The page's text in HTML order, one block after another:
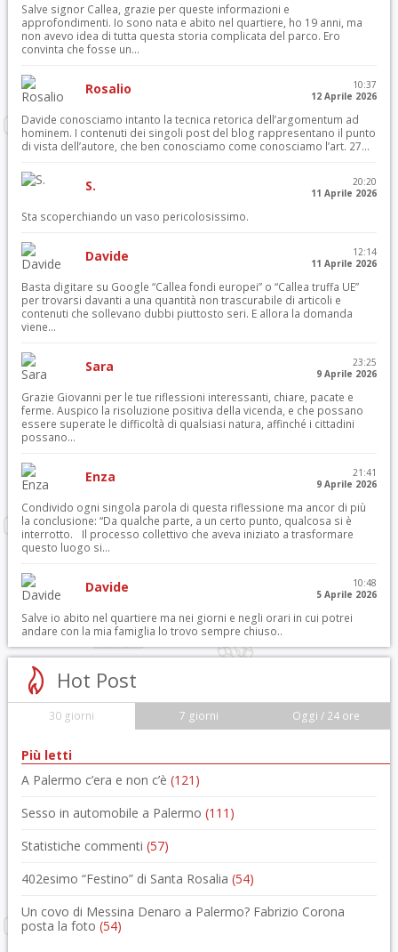
Salve signor Callea, grazie per queste informazioni e
approfondimenti. Io sono nata e abito nel quartiere, ho 19 anni, ma
non avevo idea di tutta questa storia complicata del parco. Ero
convinta che fosse un...
Rosalio
10:37
12 Aprile 2026
Davide conosciamo intanto la tecnica retorica dell’argomentum ad
hominem. I contenuti dei singoli post del blog rappresentano il punto
di vista dell’autore, che ben conosciamo come conosciamo l’art. 27...
S.
20:20
11 Aprile 2026
Sta scoperchiando un vaso pericolosissimo.
Davide
12:14
11 Aprile 2026
Basta digitare su Google “Callea fondi europei” o “Callea truffa UE”
per trovarsi davanti a una quantità non trascurabile di articoli e
contenuti che sollevano dubbi piuttosto seri. E allora la domanda
viene...
Sara
23:25
9 Aprile 2026
Grazie Giovanni per le tue riflessioni interessanti, chiare, pacate e
ferme. Auspico la risoluzione positiva della vicenda, e che possano
essere superate le difficoltà di qualsiasi natura, affinché i cittadini
possano...
Enza
21:41
9 Aprile 2026
Condivido ogni singola parola di questa riflessione ma ancor di più
la conclusione: “Da qualche parte, a un certo punto, qualcosa si è
interrotto. Il processo collettivo che aveva iniziato a trasformare
questo luogo si...
Davide
10:48
5 Aprile 2026
Salve io abito nel quartiere ma nei giorni e negli orari in cui potrei
andare con la mia famiglia lo trovo sempre chiuso..
Hot Post
30 giorni 7 giorni Oggi / 24 ore
Più letti
A Palermo c’era e non c’è (121)
Sesso in automobile a Palermo (111)
Statistiche commenti (57)
402esimo “Festino” di Santa Rosalia (54)
Un covo di Messina Denaro a Palermo? Fabrizio Corona
posta la foto (54)